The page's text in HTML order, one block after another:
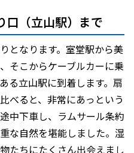
口（立山駅）まで
となります。室堂駅から美
そこからケーブルカーに乗
る立山駅に到着します。扇
べると、非常にあっという
中下車し、ラムサール条約
な自然を堪能しました。湿
たちにたくさん出会えまし